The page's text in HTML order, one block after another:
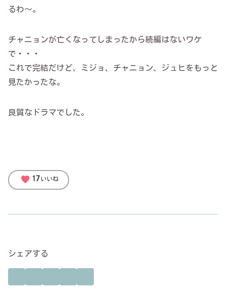
るわ～。
チャニョンが亡くなってしまったから続編はないワケ
で・・・
これで完結だけど、ミジョ、チャニョン、ジュヒをもっと
見たかったな。
良質なドラマでした。
favorite 17 いいね
シェアする